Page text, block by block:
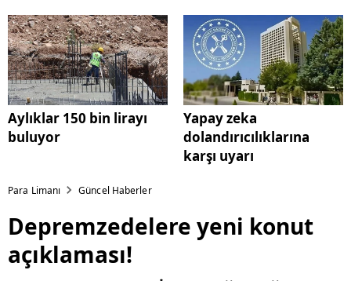
Aylıklar 150 bin lirayı
buluyor
Yapay zeka
dolandırıcılıklarına
karşı uyarı
Para Limanı Güncel Haberler
Depremzedelere yeni konut
açıklaması!